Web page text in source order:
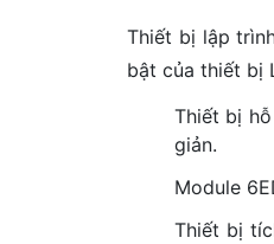
Thiết bị lập
bật của thiết bị
Thiết bị
giản.
Module
Thiết bị